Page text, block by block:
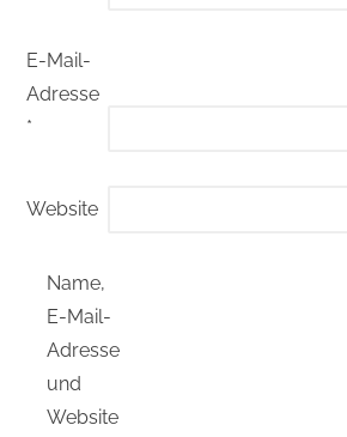
E-Mail-
Adresse
*
Website
Name,
E-Mail-
Adresse
und
Website